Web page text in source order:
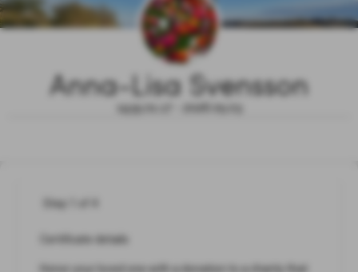
Anna-Lisa Svensson
1935.01.17 - 2026.05.03